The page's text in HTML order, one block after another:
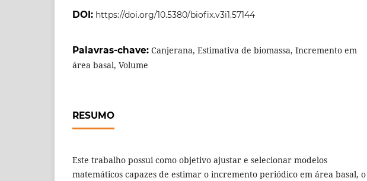
DOI: https://doi.org/10.5380/biofix.v3i1.57144
Palavras-chave: Canjerana, Estimativa de biomassa, Incremento em
área basal, Volume
RESUMO
Este trabalho possui como objetivo ajustar e selecionar modelos
matemáticos capazes de estimar o incremento periódico em área basal, o